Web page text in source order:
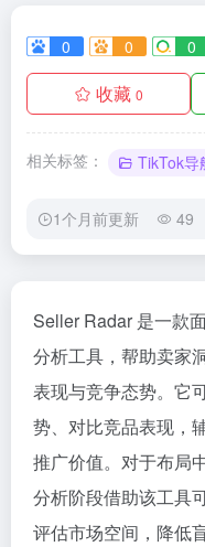
0 0 0
收藏 0
相关标签： TikTok导
1个月前更新 49
Seller Radar 是一款
分析工具，帮助卖家
表现与竞争态势。它
势、对比竞品表现，
推广价值。对于布局
分析阶段借助该工具
评估市场空间，降低